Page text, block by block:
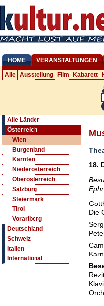
HOME VERANSTALTUNGEN
Alle Ausstellung Film Kabarett
Alle Länder
Österreich
Wien
Burgenland
Kärnten
Niederösterreich
Oberösterreich
Salzburg
Steiermark
Tirol
Vorarlberg
Deutschland
Schweiz
Italien
International
18.
Die